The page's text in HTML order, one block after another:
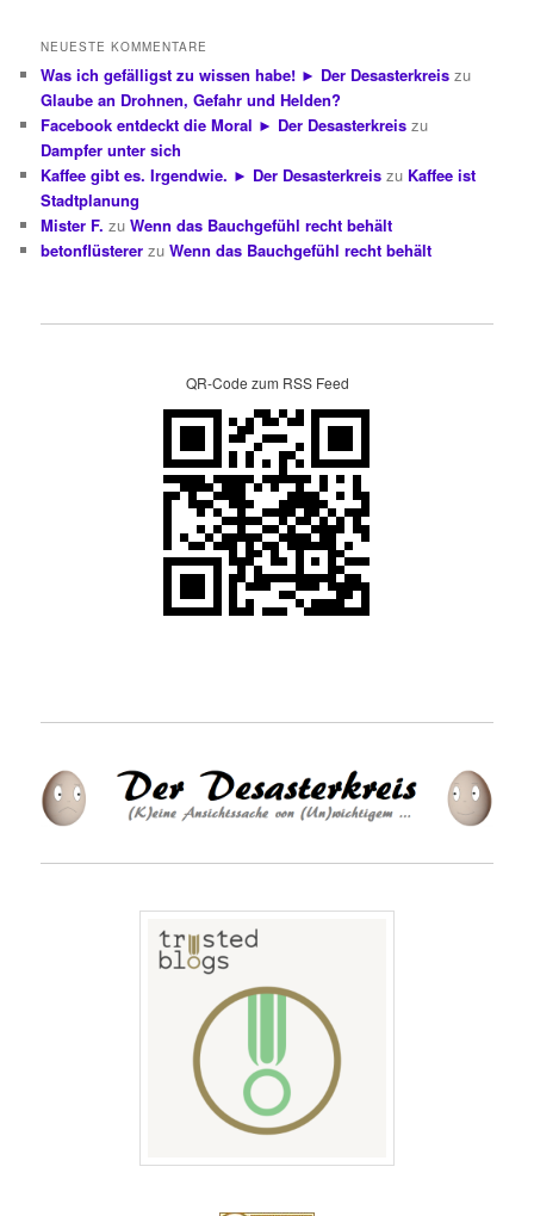
NEUESTE KOMMENTARE
Was ich gefälligst zu wissen habe! ► Der Desasterkreis zu
Glaube an Drohnen, Gefahr und Helden?
Facebook entdeckt die Moral ► Der Desasterkreis zu
Dampfer unter sich
Kaffee gibt es. Irgendwie. ► Der Desasterkreis zu Kaffee ist
Stadtplanung
Mister F. zuWenn das Bauchgefühl recht behält
betonflüsterer zuWenn das Bauchgefühl recht behält
QR-Code zum RSS Feed